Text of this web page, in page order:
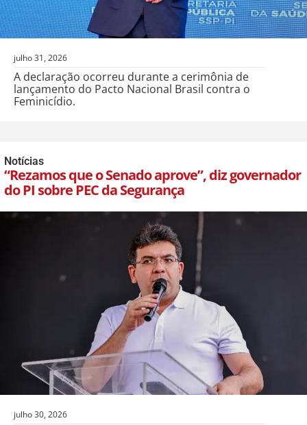
julho 31, 2026
A declaração ocorreu durante a cerimônia de
lançamento do Pacto Nacional Brasil contra o
Feminicídio.
Notícias
“Rezamos que o Senado aprove”, diz governador
do PI sobre PEC da Segurança
julho 30, 2026